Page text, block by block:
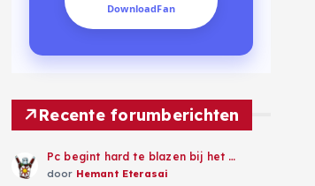
DownloadFan
Recente forumberichten
Pc begint hard te blazen bij het …
door Hemant Eterasai